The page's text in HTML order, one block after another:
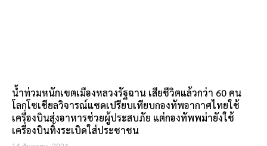
น้ำท่วมหนักเขตเมืองหลวงรัฐฉาน เสียชีวิตแล้วกว่า 60 คน
โลกโซเชียลวิจารณ์แซดเปรียบเทียบกองทัพอากาศไทยใช้
เครื่องบินส่งอาหารช่วยผู้ประสบภัย แต่กองทัพพม่ายังใช้
เครื่องบินทิ้งระเบิดใส่ประชาชน